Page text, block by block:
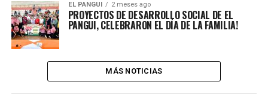
EL PANGUI 2 meses ago
PROYECTOS DE DESARROLLO SOCIAL DE EL
PANGUI, CELEBRARON EL DÍA DE LA FAMILIA!
MÁS NOTICIAS